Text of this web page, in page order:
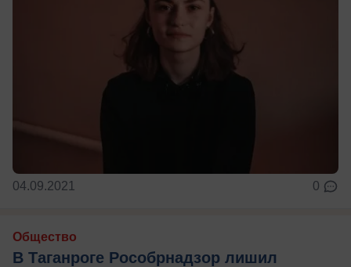
04.09.2021 0
Общество
В Таганроге Рособрнадзор лишил